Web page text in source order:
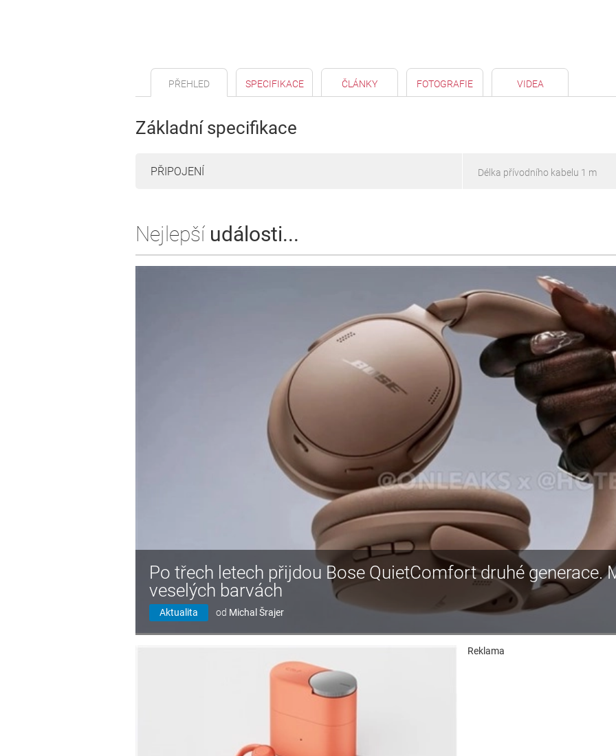
PŘEHLED SPECIFIKACE ČLÁNKY FOTOGRAFIE VIDEA
Základní specifikace
PŘIPOJENÍ Délka přívodního kabelu 1 m
Nejlepší události...
Po třech letech přijdou Bose QuietComfort druhé generace.
veselých barvách
Aktualita od Michal Šrajer
Reklama